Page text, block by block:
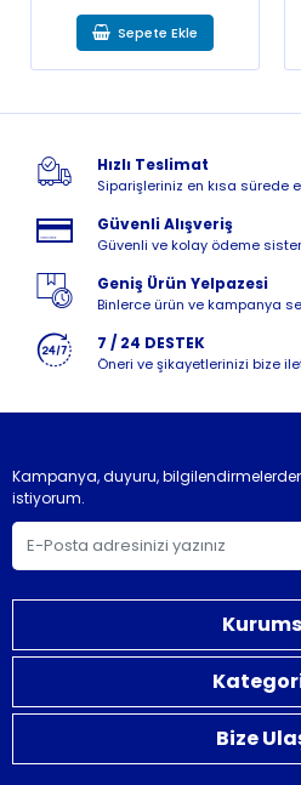
Sepete Ekle
Hızlı Teslimat
Siparişleriniz en kısa sürede
Güvenli Alışveriş
Güvenli ve kolay ödeme
Geniş Ürün Yelpazesi
Binlerce ürün ve kampanya
7 / 24 DESTEK
Öneri ve şikayetlerinizi bize
Kampanya, duyuru,
istiyorum.
Bize